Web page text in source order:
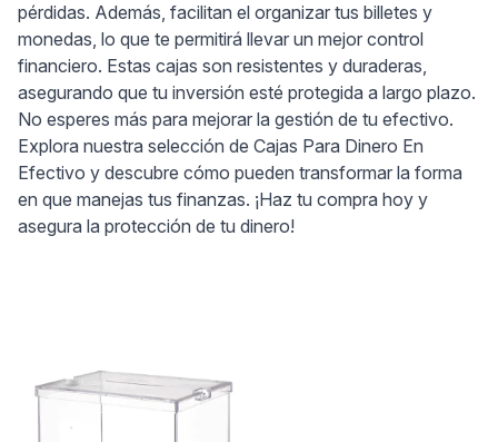
pérdidas. Además, facilitan el organizar tus billetes y
monedas, lo que te permitirá llevar un mejor control
financiero. Estas cajas son resistentes y duraderas,
asegurando que tu inversión esté protegida a largo plazo.
No esperes más para mejorar la gestión de tu efectivo.
Explora nuestra selección de Cajas Para Dinero En
Efectivo y descubre cómo pueden transformar la forma
en que manejas tus finanzas. ¡Haz tu compra hoy y
asegura la protección de tu dinero!